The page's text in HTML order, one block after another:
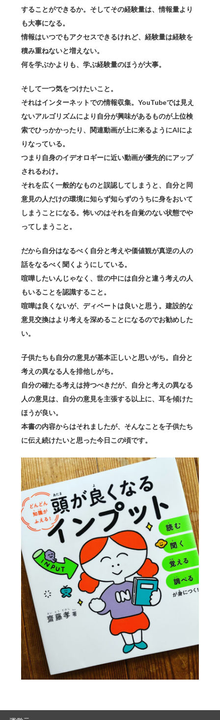
することができるか。そしてその経験量は、情報量より
も大事になる。
情報はいつでもアクセスできるけれど、経験量は経験を
積み重ねないと増えない。
何を学ぶかよりも、学ぶ経験量のほうが大事。
そして一つ気をつけたいこと。
それはインターネットでの情報収集。YouTubeでは見え
ないアルゴリズムにより自分が興味があるものが上位検
索でひっかかったり、関連動画が上に来るようにAIによ
りなっている。
つまり自身のイデオロギーに近い動画が優先的にアップ
されるわけ。
それを広く一般的なものと誤認してしまうと、自分と同
意見の人だけの環境に知らず知らずのうちに身をおいて
しまうことになる。怖いのはそれを自覚のない状態でや
ってしまうこと。
だから自分はなるべく自分と考えや価値観が真逆の人の
話をなるべく聞くようにしている。
喧嘩したいんじゃなく、世の中には自分と違う考えの人
もいることを認識すること。
喧嘩は良くないが、ディベートは良いと思う。建設的な
意見交換はより考えを深めることになるのでお勧めした
い。
子供たちも自分の意見が基本正しいと思いがち。自分と
考えの異なる人を排他しがち。
自分の確たる考えは持つべきだが、自分と考えの異なる
人の意見は、自分の意見を主張する以上に、耳を傾けた
ほうが良い。
本書の内容からはそれましたが、そんなことを子供たち
に伝え続けたいと思った今日この頃です。